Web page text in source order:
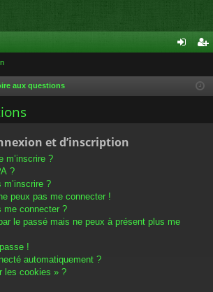
cri
aux questions
et d’inscription
m’inscrire ?
?
m’inscrire ?
peux pas me connecter !
me connecter ?
le passé mais ne peux à présent plus me
!
automatiquement ?
les cookies » ?